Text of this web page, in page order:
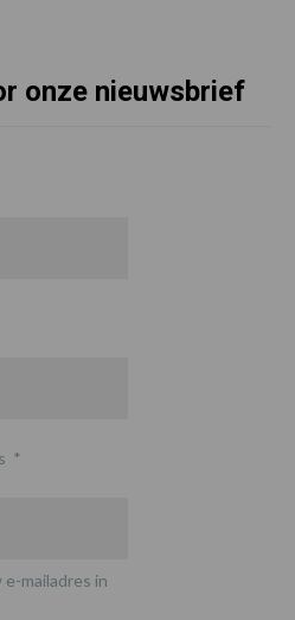
onze nieuwsbrief
*
e-mailadres in